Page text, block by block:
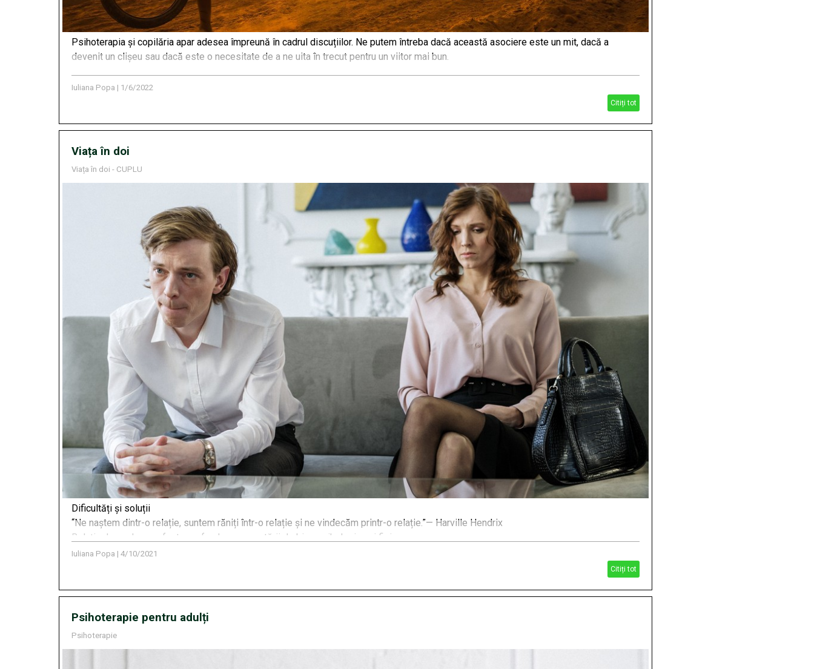
Psihoterapia și copilăria apar adesea împreună în cadrul discuțiilor. Ne putem întreba dacă această asociere este un mit, dacă a
devenit un clișeu sau dacă este o necesitate de a ne uita în trecut pentru un viitor mai bun.
Iuliana Popa | 1/6/2022
Citiți tot
Viața în doi
Viața în doi - CUPLU
Dificultăți și soluții
“Ne naștem dintr-o relație, suntem răniți într-o relație și ne vindecăm printr-o relație.”— Harville Hendrix
Relația de cuplu are efecte profunde asupra stării de bine psihologice și fizice.
Iuliana Popa | 4/10/2021
Citiți tot
Psihoterapie pentru adulți
Psihoterapie